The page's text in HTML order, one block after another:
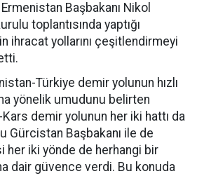
Başbakanı Nikol
toplantısında yaptığı
ihracat yollarını çeşitlendirmeyi
Türkiye demir yolunun hızlı
yönelik umudunu belirten
Kars demir yolunun her iki hattı da
Gürcistan Başbakanı ile de
her iki yönde de herhangi bir
dair güvence verdi. Bu konuda